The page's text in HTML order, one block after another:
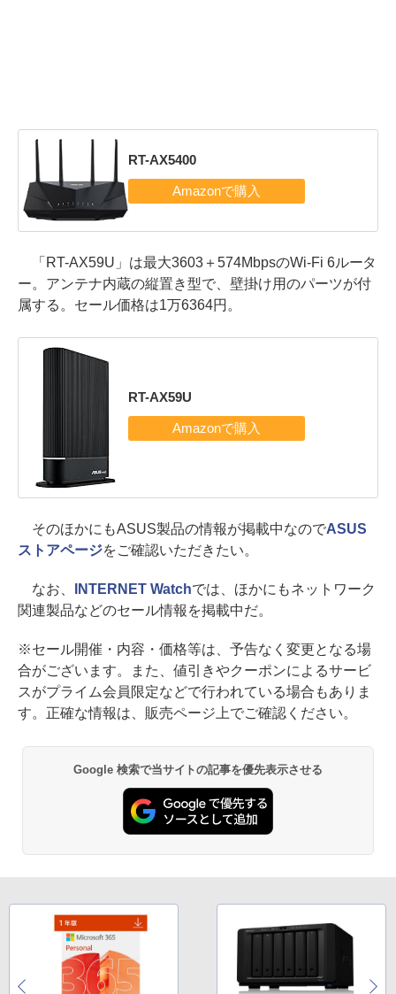
RT-AX5400
「RT-AX59U」は最大3603＋574MbpsのWi-Fi 6ルータ
ー。アンテナ内蔵の縦置き型で、壁掛け用のパーツが付
属する。セール価格は1万6364円。
RT-AX59U
そのほかにもASUS製品の情報が掲載中なのでASUS
ストアページをご確認いただきたい。
なお、 INTERNET Watchでは、ほかにもネットワーク
関連製品などのセール情報を掲載中だ。
※セール開催・内容・価格等は、予告なく変更となる場
合がございます。また、値引きやクーポンによるサービ
スがプライム会員限定などで行われている場合もありま
す。正確な情報は、販売ページ上でご確認ください。
Google 検索で当サイトの記事を優先表示させる